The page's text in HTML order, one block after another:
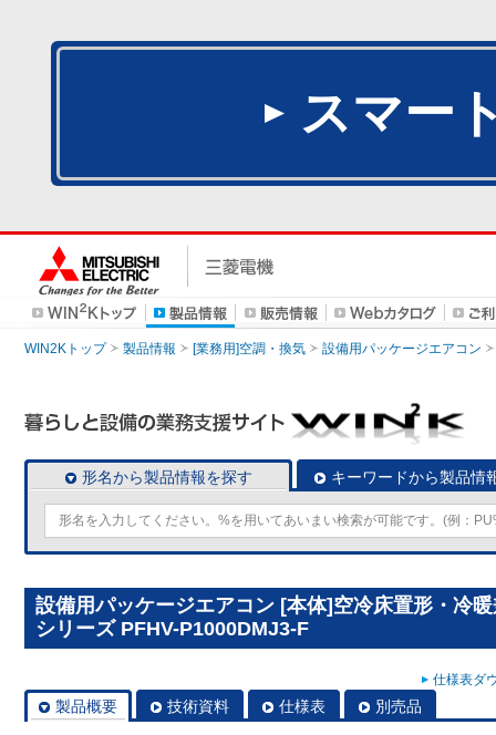
スマー
WIN2Kトップ 製品情報 [業務用]空調・換気 設備用パッケージエアコン
形名から製品情報を探す キーワードから製品情
設備用パッケージエアコン [本体]空冷床置形・冷
シリーズ PFHV-P1000DMJ3-F
仕様表ダ
製品概要 技術資料 仕様表 別売品